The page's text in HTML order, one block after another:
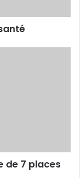
de 7 places